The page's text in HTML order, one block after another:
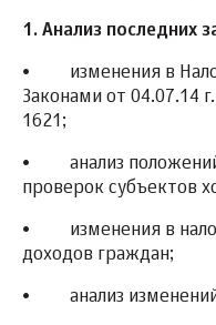
1. Анализ последних
• изменения в
Законами от 04.07.14
1621;
• анализ
проверок субъектов
• изменения в
доходов граждан;
• анализ